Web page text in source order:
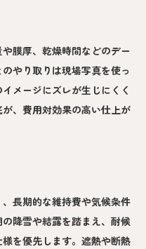
膜厚、乾燥時間などのデー
やり取りは現場写真を使っ
メージにズレが生じにくく
、費用対効果の高い仕上が
長期的な維持費や気候条件
降雪や結露を踏まえ、耐候
を優先します。遮熱や断熱